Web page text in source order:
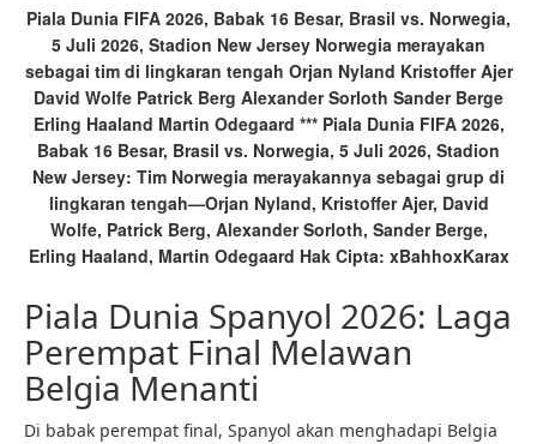
Piala Dunia FIFA 2026, Babak 16 Besar, Brasil vs. Norwegia,
5 Juli 2026, Stadion New Jersey Norwegia merayakan
sebagai tim di lingkaran tengah Orjan Nyland Kristoffer Ajer
David Wolfe Patrick Berg Alexander Sorloth Sander Berge
Erling Haaland Martin Odegaard *** Piala Dunia FIFA 2026,
Babak 16 Besar, Brasil vs. Norwegia, 5 Juli 2026, Stadion
New Jersey: Tim Norwegia merayakannya sebagai grup di
lingkaran tengah—Orjan Nyland, Kristoffer Ajer, David
Wolfe, Patrick Berg, Alexander Sorloth, Sander Berge,
Erling Haaland, Martin Odegaard Hak Cipta: xBahhoxKarax
Piala Dunia Spanyol 2026: Laga
Perempat Final Melawan
Belgia Menanti
Di babak perempat final, Spanyol akan menghadapi Belgia